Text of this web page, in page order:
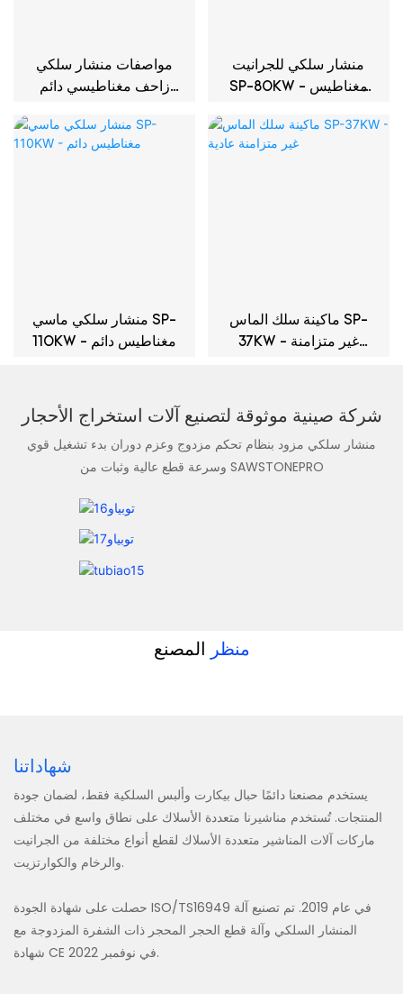
مواصفات منشار سلكي
زاحف مغناطيسي دائم
منشار سلكي للجرانيت
SP-80KW - مغناطيس
منشار سلكي ماسي SP-
110KW - مغناطيس دائم
ماكينة سلك الماس SP-
37KW - غير متزامنة
شركة صينية موثوقة لتصنيع آلات استخراج الأحجار
منشار سلكي مزود بنظام تحكم مزدوج وعزم دوران بدء تشغيل قوي
وسرعة قطع عالية وثبات من SAWSTONEPRO
منظر المصنع
شهاداتنا
يستخدم مصنعنا دائمًا حبال بيكارت وألبس السلكية فقط، لضمان جودة
المنتجات. تُستخدم مناشيرنا متعددة الأسلاك على نطاق واسع في مختلف
ماركات آلات المناشير متعددة الأسلاك لقطع أنواع مختلفة من الجرانيت
والرخام والكوارتزيت.
حصلت على شهادة الجودة ISO/TS16949 في عام 2019. تم تصنيع آلة
المنشار السلكي وآلة قطع الحجر المحجر ذات الشفرة المزدوجة مع
شهادة CE في نوفمبر 2022.